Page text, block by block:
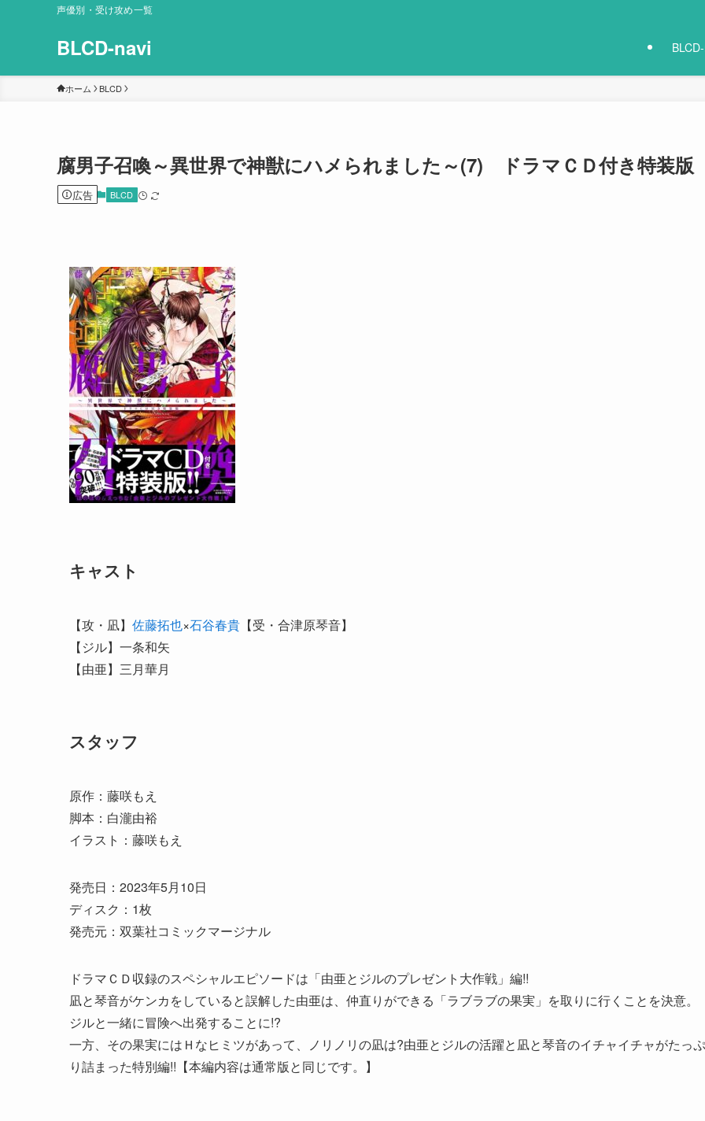
声優別・受け攻め一覧
BLCD-navi
ホーム BLCD
腐男子召喚～異世界で神獣にハメられました～(7) ドラマＣＤ付き特装版
広告 BLCD
キャスト
【攻・凪】 佐藤拓也×石谷春貴 【受・合津原琴音】
【ジル】一条和矢
【由亜】三月華月
スタッフ
原作：藤咲もえ
脚本：白瀧由裕
イラスト：藤咲もえ
発売日：2023年5月10日
ディスク：1枚
発売元：双葉社コミックマージナル
ドラマＣＤ収録のスペシャルエピソードは「由亜とジルのプレゼント大作戦」編!!
凪と琴音がケンカをしていると誤解した由亜は、仲直りができる「ラブラブの果実」を取りに行くことを決意。
ジルと一緒に冒険へ出発することに!?
一方、その果実にはＨなヒミツがあって、ノリノリの凪は?由亜とジルの活躍と凪と琴音のイチャイチャがたっぷ
り詰まった特別編!!【本編内容は通常版と同じです。】